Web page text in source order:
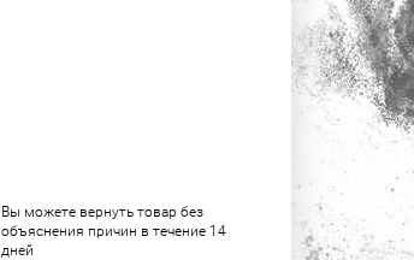
Вы можете вернуть товар без
объяснения причин в течение 14
дней